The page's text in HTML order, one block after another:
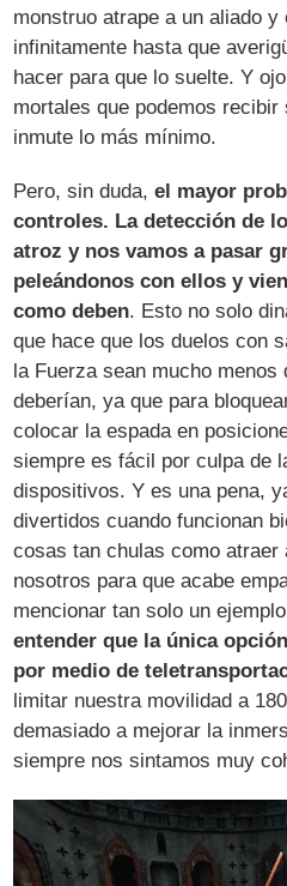
monstruo atrape a un aliado
infinitamente hasta que
hacer para que lo suelte. Y
mortales que podemos
inmute lo más mínimo.
Pero, sin duda,el mayor
controles. La detección de
atroz y nos vamos a pasar
peleándonos con ellos y
como deben. Esto no solo
que hace que los duelos con
la Fuerza sean mucho
deberían, ya que para
colocar la espada en
siempre es fácil por culpa de
dispositivos. Y es una pena,
divertidos cuando funcionan
cosas tan chulas como atraer
nosotros para que acabe
mencionar tan solo un
entender que la única
por medio de
limitar nuestra movilidad a
demasiado a mejorar la
siempre nos sintamos muy